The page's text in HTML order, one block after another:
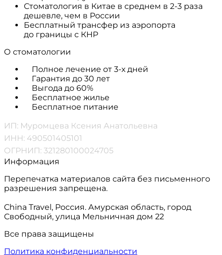
Стоматология в Китае в среднем в 2-3 раза
дешевле, чем в России
Бесплатный трансфер из аэропорта
до границы с КНР
О стоматологии
Полное лечение от 3-х дней
Гарантия до 30 лет
Выгода до 60%
Бесплатное жилье
Бесплатное питание
ИП: Муромцева Ксения Анатольевна
ИНН: 490501405101
ОГРНИП: 321280100024705
Информация
Перепечатка материалов сайта без письменного
разрешения запрещена.
China Travel, Россия. Амурская область, город
Свободный, улица Мельничная дом 22
Все права защищены
Политика конфиденциальности